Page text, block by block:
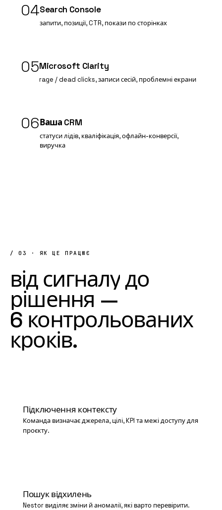
04Search Console
запити, позиції, CTR, покази по сторінках
05Microsoft Clarity
rage / dead clicks, записи сесій, проблемні екрани
06Ваша CRM
статуси лідів, кваліфікація, офлайн-конверсії,
виручка
/ 03 · ЯК ЦЕ ПРАЦЮЄ
від сигналудо
рішення —
6 контрольованих
кроків.
Підключення контексту
Команда визначає джерела, цілі, KPI та межі доступу для
проєкту.
Пошук відхилень
Nestor виділяє зміни й аномалії, які варто перевірити.